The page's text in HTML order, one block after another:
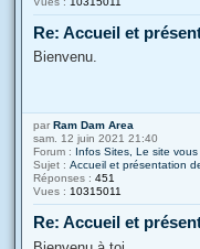
Re: Accueil et
Bienvenu.
par Ram Dam Area
sam. 12 juin 2021 21:40
Forum : Infos Sites, Le site
Sujet : Accueil et présentation
Réponses : 451
Vues : 10315011
Re: Accueil et